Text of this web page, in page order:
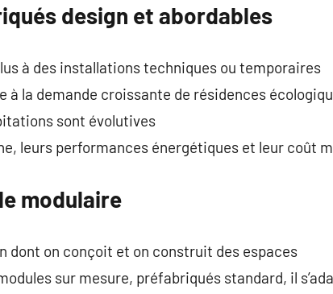
design et abordables
à des installations techniques ou temporaires
à la demande croissante de résidences
sont évolutives
leurs performances énergétiques et leur coût
modulaire
on conçoit et on construit des espaces
sur mesure, préfabriqués standard, il